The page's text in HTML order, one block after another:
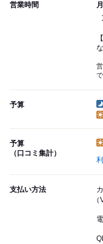
営業時間
予算
予算
（口コミ集計）
支払い方法